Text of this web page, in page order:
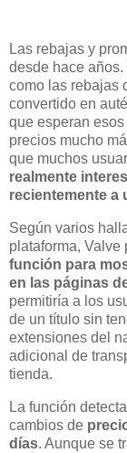
Las rebajas y
desde hace
como las rebajas
convertido en
que esperan
precios mucho
que muchos
realmente
recientemente a
Según varios
plataforma, Valve
función para
en las páginas
permitiría a los
de un título sin
extensiones del
adicional de
tienda.
La función
cambios de
días. Aunque se